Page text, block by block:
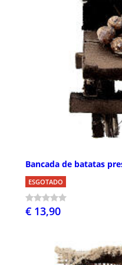
Bancada de batatas
ESGOTADO
€ 13,90